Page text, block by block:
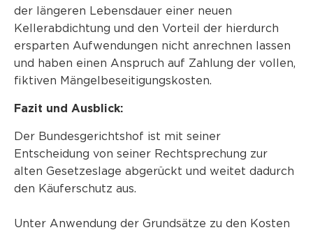
der längeren Lebensdauer einer neuen
Kellerabdichtung und den Vorteil der hierdurch
ersparten Aufwendungen nicht anrechnen lassen
und haben einen Anspruch auf Zahlung der vollen,
fiktiven Mängelbeseitigungskosten.
Fazit und Ausblick:
Der Bundesgerichtshof ist mit seiner
Entscheidung von seiner Rechtsprechung zur
alten Gesetzeslage abgerückt und weitet dadurch
den Käuferschutz aus.
Unter Anwendung der Grundsätze zu den Kosten